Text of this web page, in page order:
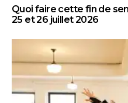
Quoi faire cette fin de
25 et 26 juillet 2026